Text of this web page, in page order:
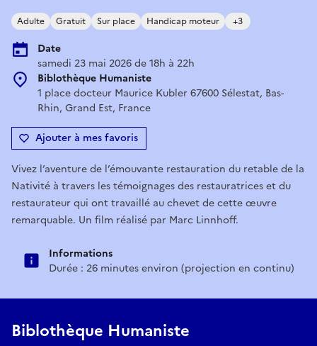
Adulte Gratuit Sur place Handicap moteur +3
Date
samedi 23 mai 2026 de 18h à 22h
Biblothèque Humaniste
1 place docteur Maurice Kubler 67600 Sélestat, Bas-
Rhin, Grand Est, France
Ajouter à mes favoris
Vivez l’aventure de l’émouvante restauration du retable de la
Nativité à travers les témoignages des restauratrices et du
restaurateur qui ont travaillé au chevet de cette œuvre
remarquable. Un film réalisé par Marc Linnhoff.
Informations
Durée : 26 minutes environ (projection en continu)
Biblothèque Humaniste